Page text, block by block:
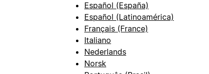
Español (España)
Español (Latinoamérica)
Français (France)
Italiano
Nederlands
Norsk